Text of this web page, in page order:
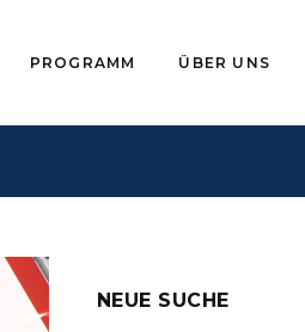
PROGRAMM ÜBER UNS
NEUE SUCHE